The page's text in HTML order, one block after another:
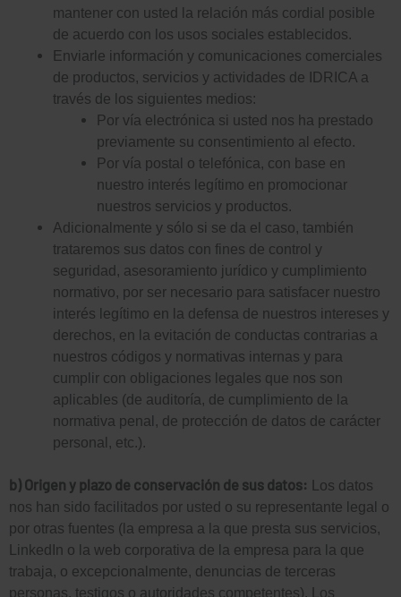
mantener con usted la relación más cordial posible
de acuerdo con los usos sociales establecidos.
Enviarle información y comunicaciones comerciales
de productos, servicios y actividades de IDRICA a
través de los siguientes medios:
Por vía electrónica si usted nos ha prestado
previamente su consentimiento al efecto.
Por vía postal o telefónica, con base en
nuestro interés legítimo en promocionar
nuestros servicios y productos.
Adicionalmente y sólo si se da el caso, también
trataremos sus datos con fines de control y
seguridad, asesoramiento jurídico y cumplimiento
normativo, por ser necesario para satisfacer nuestro
interés legítimo en la defensa de nuestros intereses y
derechos, en la evitación de conductas contrarias a
nuestros códigos y normativas internas y para
cumplir con obligaciones legales que nos son
aplicables (de auditoría, de cumplimiento de la
normativa penal, de protección de datos de carácter
personal, etc.).
b) Origen y plazo de conservación de sus datos: Los datos
nos han sido facilitados por usted o su representante legal o
por otras fuentes (la empresa a la que presta sus servicios,
LinkedIn o la web corporativa de la empresa para la que
trabaja, o excepcionalmente, denuncias de terceras
personas, testigos o autoridades competentes). Los